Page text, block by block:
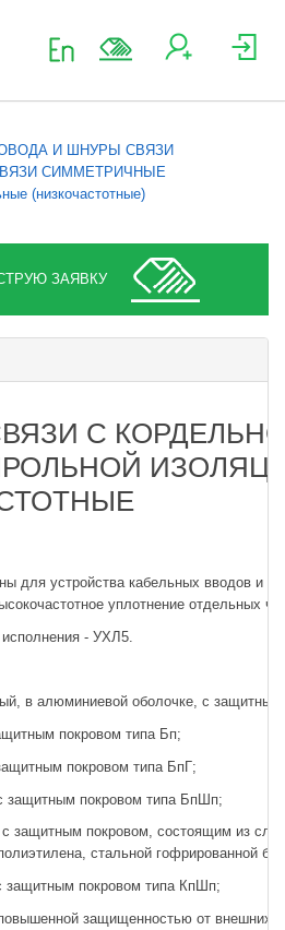
И ШНУРЫ СВЯЗИ
СИММЕТРИЧНЫЕ
(низкочастотные)
ЗАЯВКУ
С
для устройства кабельных вводов и
уплотнение отдельных
- УХЛ5.
в алюминиевой оболочке, с защитным
покровом типа Бп;
покровом типа БпГ;
покровом типа БпШп;
покровом, состоящим из слоя
стальной гофрированной
покровом типа КпШп;
защищенностью от внешних